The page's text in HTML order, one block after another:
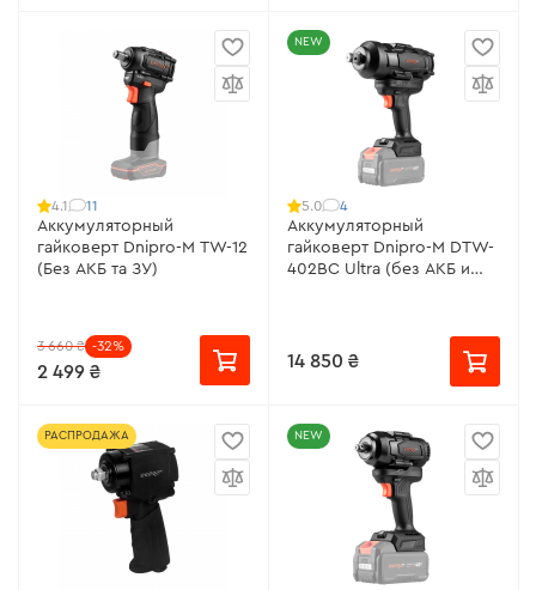
4.1 11
Аккумуляторный
гайковерт Dnipro-M TW-12
(Без АКБ та ЗУ)
3 660 ₴ -32%
2 499 ₴
NEW
5.0 4
Аккумуляторный
гайковерт Dnipro-M DTW-
402BC Ultra (без АКБ и
14 850 ₴
РАСПРОДАЖА NEW